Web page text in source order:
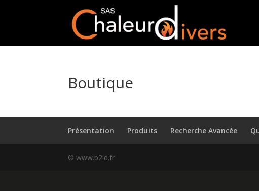
Boutique
Présentation Produits Recherche Avancée
© www.p2id.fr